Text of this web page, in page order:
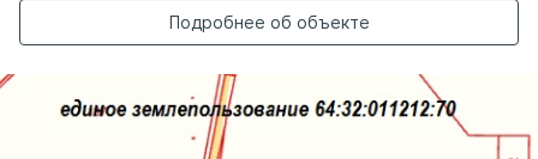
Подробнее об объекте